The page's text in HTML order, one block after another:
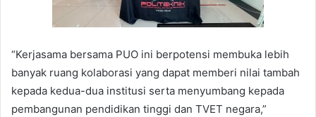
“Kerjasama bersama PUO ini berpotensi membuka lebih
banyak ruang kolaborasi yang dapat memberi nilai tambah
kepada kedua-dua institusi serta menyumbang kepada
pembangunan pendidikan tinggi dan TVET negara,”